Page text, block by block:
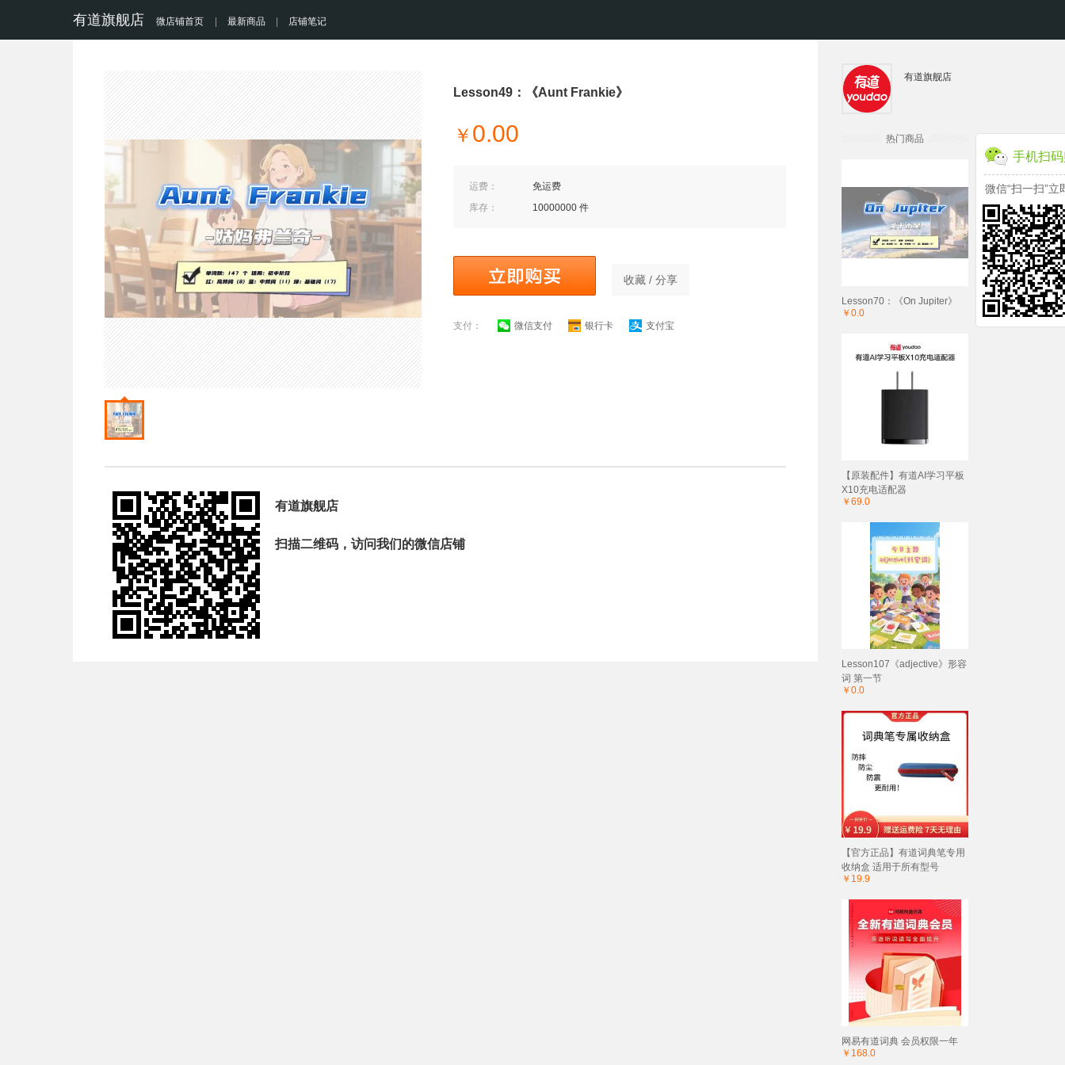
有道旗舰店 微店铺首页 最新商品 店铺笔记
Lesson49：《Aunt Frankie》
￥ 0.00
运费：
免运费
库存：
10000000 件
收藏 / 分享
支付： 微信支付 银行卡 支付宝
有道旗舰店
扫描二维码，访问我们的微信店铺
有道旗舰店
热门商品
Lesson70：《On Jupiter》
￥0.0
【原装配件】有道AI学习平板
X10充电适配器
￥69.0
Lesson107《adjective》形容
词 第一节
￥0.0
【官方正品】有道词典笔专用
收纳盒 适用于所有型号
￥19.9
网易有道词典 会员权限一年
￥168.0
手机扫
微信“扫一扫”立